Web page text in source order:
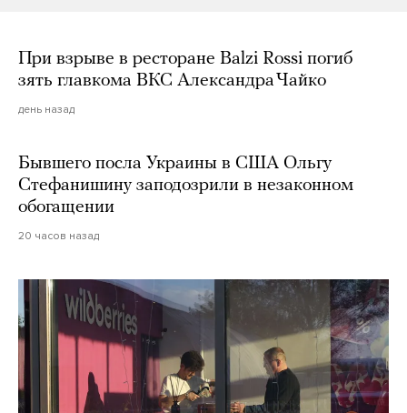
При взрыве в ресторане Balzi Rossi погиб
зять главкома ВКС Александра Чайко
день назад
Бывшего посла Украины в США Ольгу
Стефанишину заподозрили в незаконном
обогащении
20 часов назад